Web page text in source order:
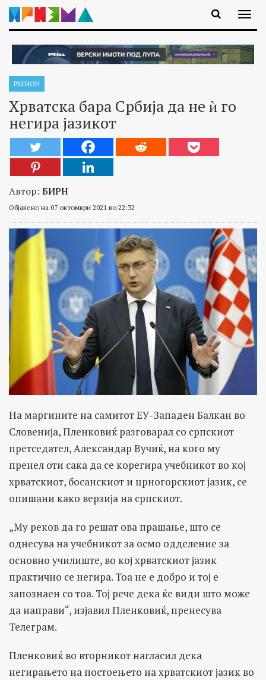
РЕГИОН
Хрватска бара Србија да не ѝ го
негира јазикот
Автор: БИРН
Објавено на 07 октомври 2021 во 22:32
На маргините на самитот ЕУ-Западен Балкан во
Словенија, Пленковиќ разговарал со српскиот
претседател, Александар Вучиќ, на кого му
пренел оти сака да се корегира учебникот во кој
хрватскиот, босанскиот и црногорскиот јазик, се
опишани како верзија на српскиот.
„Му реков да го решат ова прашање, што се
однесува на учебникот за осмо одделение за
основно училиште, во кој хрватскиот јазик
практично се негира. Тоа не е добро и тој е
запознаен со тоа. Тој рече дека ќе види што може
да направи“, изјавил Пленковиќ, пренесува
Телеграм.
Пленковиќ во вторникот нагласил дека
негирањето на постоењето на хрватскиот јазик во